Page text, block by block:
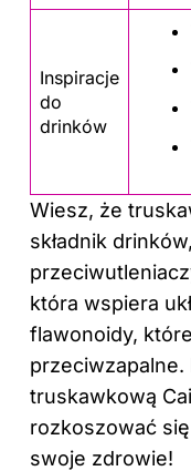
Inspiracje
do
drinków
Wiesz, że
składnik
która wspiera
flawonoidy,
przeciwzapalne.
truskawkową
rozkoszować
swoje zdrowie!